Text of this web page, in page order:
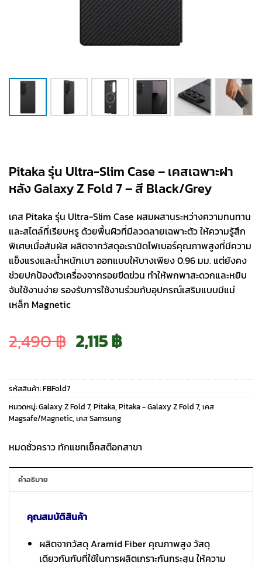
Pitaka รุ่น Ultra-Slim Case – เคสเฉพาะฝา
หลัง Galaxy Z Fold 7 – สี Black/Grey
เคส Pitaka รุ่น Ultra-Slim Case ผสมผสานระหว่างความทนทาน
และสไตล์ที่เรียบหรู ด้วยพื้นผิวที่มีลวดลายเฉพาะตัว ให้ความรู้สึก
พิเศษเมื่อสัมผัส ผลิตจากวัสดุอะรามิดไฟเบอร์คุณภาพสูงที่มีความ
แข็งแรงและน้ำหนักเบา ออกแบบให้บางเพียง 0.96 มม. แต่ยังคง
ช่วยปกป้องตัวเครื่องจากรอยขีดข่วน ทำให้พกพาสะดวกและหยิบ
จับใช้งานง่าย รองรับการใช้งานร่วมกับอุปกรณ์เสริมแบบมีแม่
เหล็ก Magnetic
2,490฿ Original
price
was:
2,490 ฿.
2,115฿Current
price
is:
2,115 ฿.
รหัสสินค้า:FBFold7
หมวดหมู่:Galaxy Z Fold 7, Pitaka, Pitaka - Galaxy Z Fold 7, เคส
Magsafe/Magnetic, เคส Samsung
หมดชั่วคราว ทักแชทเช็คสต๊อกสาขา
คำอธิบาย
คุณสมบัติสินค้า
ผลิตจากวัสดุ Aramid Fiber คุณภาพสูง วัสดุ
เดียวกันกับที่ใช้ในการผลิตเกราะกันกระสุน ให้ความ